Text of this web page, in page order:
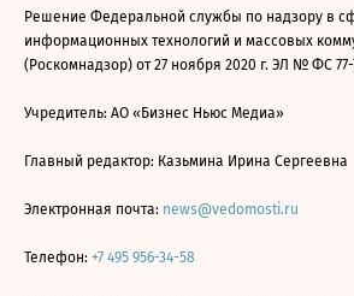
Решение Федеральной службы по надзору в
информационных технологий и массовых
(Роскомнадзор) от 27 ноября 2020 г. ЭЛ № ФС 77-
Учредитель: АО «Бизнес Ньюс Медиа»
Главный редактор: Казьмина Ирина Сергеевна
Электронная почта: news@vedomosti.ru
Телефон: +7 495 956-34-58